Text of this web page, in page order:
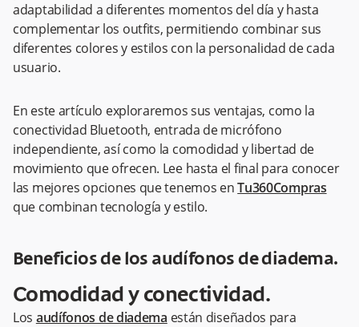
adaptabilidad a diferentes momentos del día y hasta
complementar los outfits, permitiendo combinar sus
diferentes colores y estilos con la personalidad de cada
usuario.
En este artículo exploraremos sus ventajas, como la
conectividad Bluetooth, entrada de micrófono
independiente, así como la comodidad y libertad de
movimiento que ofrecen. Lee hasta el final para conocer
las mejores opciones que tenemos en ​​Tu360Compras
que combinan tecnología y estilo.
Beneficios de los audífonos de diadema.
Comodidad y conectividad.
Los audífonos de diadema están diseñados para